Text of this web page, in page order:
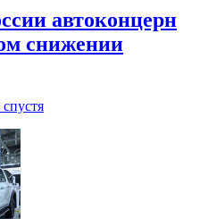
автоконцерн
снижении